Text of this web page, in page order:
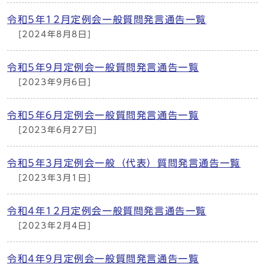
令和5年12月定例会一般質問発言通告一覧
[2024年8月8日]
令和5年9月定例会一般質問発言通告一覧
[2023年9月6日]
令和5年6月定例会一般質問発言通告一覧
[2023年6月27日]
令和5年3月定例会一般（代表）質問発言通告一覧
[2023年3月1日]
令和4年12月定例会一般質問発言通告一覧
[2023年2月4日]
令和4年9月定例会一般質問発言通告一覧